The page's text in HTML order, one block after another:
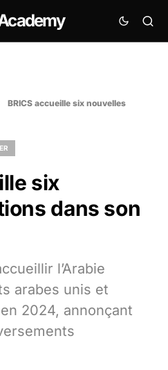
BRICS accueille six nouvelles
six
dans son
l’Arabie
arabes unis et
2024, annonçant